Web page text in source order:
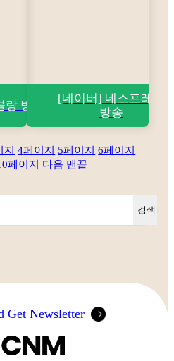
방송
[네이버] 네스프레소
방송
지 4페이지 5페이지 6페이지
페이지 다음 맨끝
검색
Get Newsletter